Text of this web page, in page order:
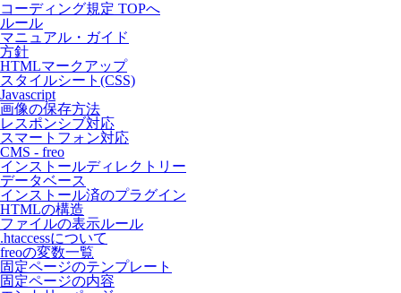
コーディング規定 TOPへ
ルール
マニュアル・ガイド
方針
HTMLマークアップ
スタイルシート(CSS)
Javascript
画像の保存方法
レスポンシブ対応
スマートフォン対応
CMS - freo
インストールディレクトリー
データベース
インストール済のプラグイン
HTMLの構造
ファイルの表示ルール
.htaccessについて
freoの変数一覧
固定ページのテンプレート
固定ページの内容